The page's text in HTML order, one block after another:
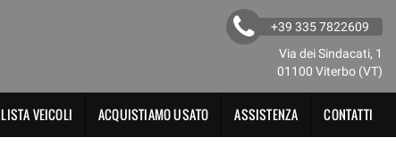
+39 335 7822609
Via dei Sindacati, 1
01100 Viterbo (VT)
LISTA VEICOLI ACQUISTIAMO USATO ASSISTENZA CONTATTI